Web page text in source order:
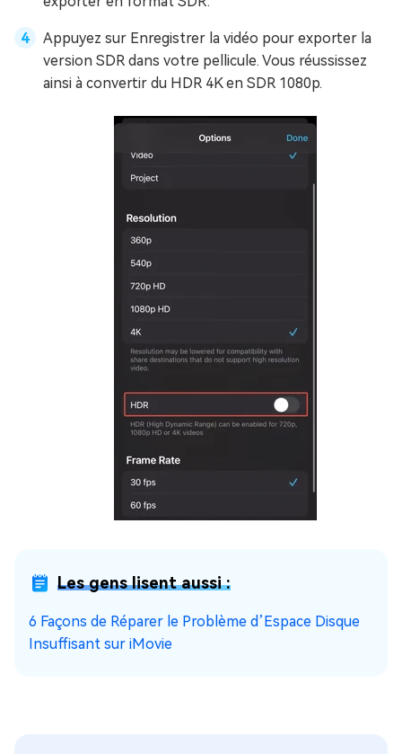
Appuyez sur Enregistrer la vidéo pour exporter la
version SDR dans votre pellicule. Vous réussissez
ainsi à convertir du HDR 4K en SDR 1080p.
Les gens lisent aussi :
6 Façons de Réparer le Problème d’Espace Disque
Insuffisant sur iMovie